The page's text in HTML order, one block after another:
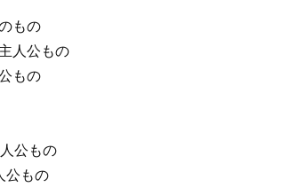
もの
人公もの
もの
公もの
公もの